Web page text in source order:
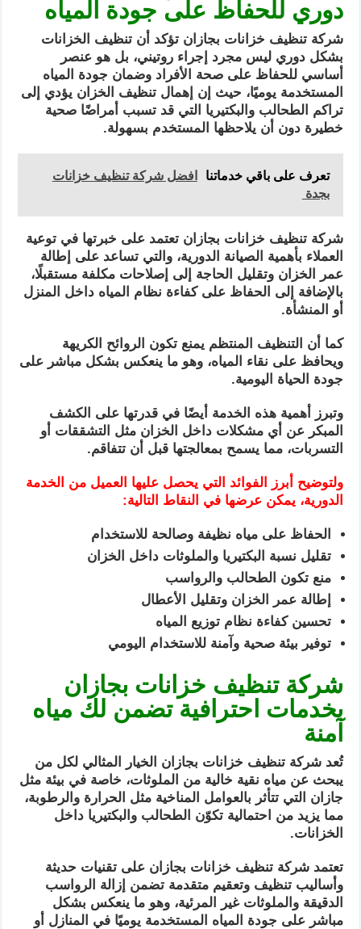
دوري للحفاظ على جودة المياه
شركة تنظيف خزانات بجازان تؤكد أن تنظيف الخزانات
بشكل دوري ليس مجرد إجراء روتيني، بل هو عنصر
أساسي للحفاظ على صحة الأفراد وضمان جودة المياه
المستخدمة يوميًا، حيث إن إهمال تنظيف الخزان يؤدي إلى
تراكم الطحالب والبكتيريا التي قد تسبب أمراضًا صحية
خطيرة دون أن يلاحظها المستخدم بسهولة.
تعرف على باقي خدماتنا
افضل شركة تنظيف خزانات
بجدة
شركة تنظيف خزانات بجازان تعتمد على خبرتها في توعية
العملاء بأهمية الصيانة الدورية، والتي تساعد على إطالة
عمر الخزان وتقليل الحاجة إلى إصلاحات مكلفة مستقبلًا،
بالإضافة إلى الحفاظ على كفاءة نظام المياه داخل المنزل
أو المنشأة.
كما أن التنظيف المنتظم يمنع تكون الروائح الكريهة
ويحافظ على نقاء المياه، وهو ما ينعكس بشكل مباشر على
جودة الحياة اليومية.
وتبرز أهمية هذه الخدمة أيضًا في قدرتها على الكشف
المبكر عن أي مشكلات داخل الخزان مثل التشققات أو
التسربات، مما يسمح بمعالجتها قبل أن تتفاقم.
ولتوضيح أبرز الفوائد التي يحصل عليها العميل من الخدمة
الدورية، يمكن عرضها في النقاط التالية:
الحفاظ على مياه نظيفة وصالحة للاستخدام
تقليل نسبة البكتيريا والملوثات داخل الخزان
منع تكون الطحالب والرواسب
إطالة عمر الخزان وتقليل الأعطال
تحسين كفاءة نظام توزيع المياه
توفير بيئة صحية وآمنة للاستخدام اليومي
شركة تنظيف خزانات بجازان
بخدمات احترافية تضمن لك مياه
آمنة
تُعد شركة تنظيف خزانات بجازان الخيار المثالي لكل من
يبحث عن مياه نقية خالية من الملوثات، خاصة في بيئة مثل
جازان التي تتأثر بالعوامل المناخية مثل الحرارة والرطوبة،
مما يزيد من احتمالية تكوّن الطحالب والبكتيريا داخل
الخزانات.
تعتمد شركة تنظيف خزانات بجازان على تقنيات حديثة
وأساليب تنظيف وتعقيم متقدمة تضمن إزالة الرواسب
الدقيقة والملوثات غير المرئية، وهو ما ينعكس بشكل
مباشر على جودة المياه المستخدمة يوميًا في المنازل أو